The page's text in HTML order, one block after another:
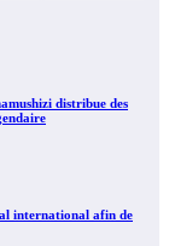
distribue des
international afin de